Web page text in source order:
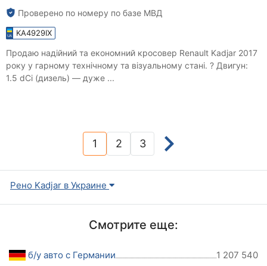
Проверено по номеру по базе МВД
KA4929IX
Продаю надійний та економний кросовер Renault Kadjar 2017
року у гарному технічному та візуальному стані. ? Двигун:
1.5 dCi (дизель) — дуже ...
1(current)
2 3
Рено Kadjar в Украине
Смотрите еще:
б/у авто с Германии 1 207 540